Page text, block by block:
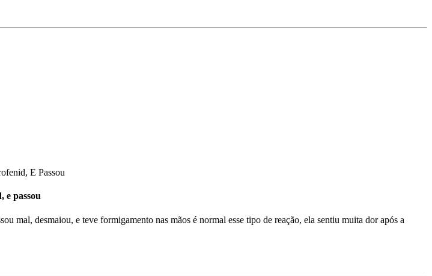
E Passou
e passou
mal, desmaiou, e teve formigamento nas mãos é normal esse tipo de reação, ela sentiu muita dor após a